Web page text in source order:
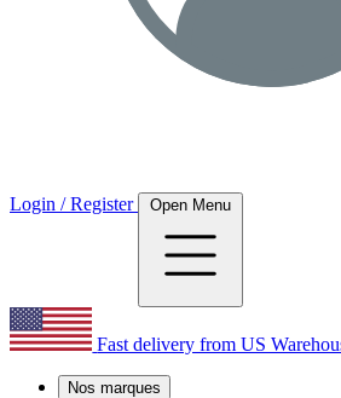
Login / Register Open Menu
Fast delivery from US
Nos marques